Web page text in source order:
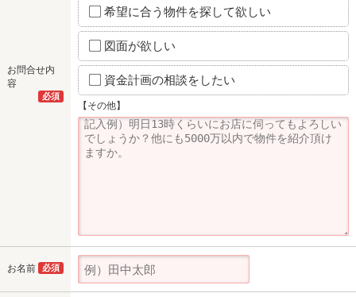
お問合せ内
容
必須
希望に合う物件を探して欲しい
図面が欲しい
資金計画の相談をしたい
【その他】
お名前 必須